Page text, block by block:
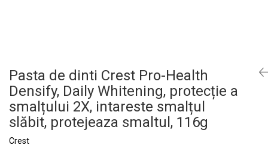
Pasta de dinti Crest Pro-Health
Densify, Daily Whitening, protecție a
smalțului 2X, intareste smalțul
slăbit, protejeaza smaltul, 116g
Crest